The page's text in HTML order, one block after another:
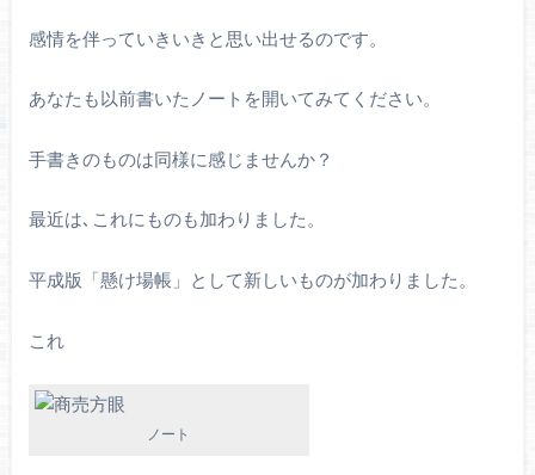
感情を伴っていきいきと思い出せるのです。
あなたも以前書いたノートを開いてみてください。
手書きのものは同様に感じませんか？
最近は､これにものも加わりました。
平成版「懸け場帳」として新しいものが加わりました。
これ
ノート